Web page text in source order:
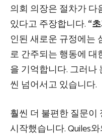
의회 의장은 절차가
있다고 주장합니다. “
인된 새로운 규정에는
로 간주되는 행동에
을 기억합니다. 그러나
씬 넘어서고 있습니다.
훨씬 더 불편한 질문
시작했습니다. Quiles